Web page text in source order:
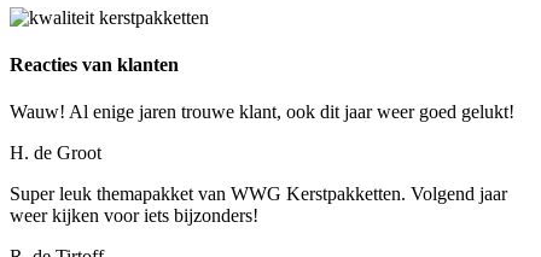
Reacties van klanten
Wauw! Al enige jaren trouwe klant, ook dit jaar weer goed gelukt!
H. de Groot
Super leuk themapakket van WWG Kerstpakketten. Volgend jaar
weer kijken voor iets bijzonders!